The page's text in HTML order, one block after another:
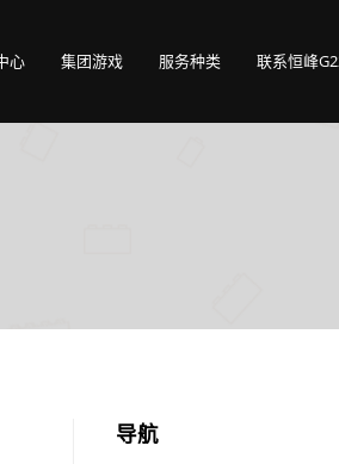
心 集团游戏 服务种类 联系恒峰
导航